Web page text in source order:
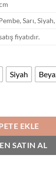
Sarı,
fiyatıdır.
Siyah
EKLE
SATIN AL